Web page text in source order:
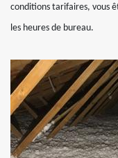
conditions tarifaires, vous
les heures de bureau.